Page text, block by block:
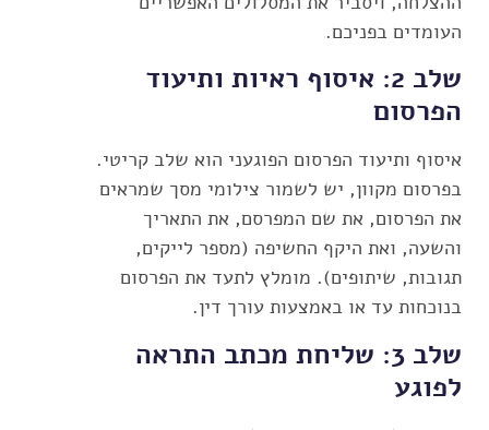
העומדים בפניכם.
שלב 2: איסוף ראיות ותיעוד
הפרסום
איסוף ותיעוד הפרסום הפוגעני הוא שלב קריטי.
בפרסום מקוון, יש לשמור צילומי מסך שמראים
את הפרסום, את שם המפרסם, את התאריך
והשעה, ואת היקף החשיפה (מספר לייקים,
תגובות, שיתופים). מומלץ לתעד את הפרסום
בנוכחות עד או באמצעות עורך דין.
שלב 3: שליחת מכתב התראה
לפוגע